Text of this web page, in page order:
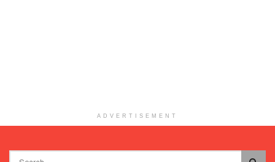
ADVERTISEMENT